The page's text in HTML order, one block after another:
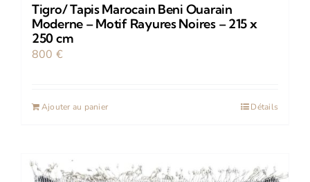
Tigro/ Tapis Marocain Beni Ouarain
Moderne – Motif Rayures Noires – 215 x
250 cm
800 €
Ajouter au panier Détails